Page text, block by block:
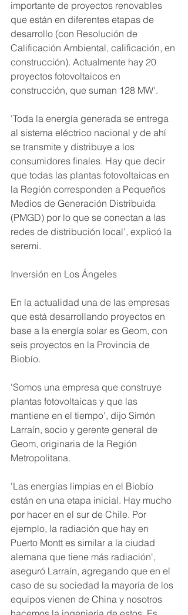
importante de proyectos renovables
que están en diferentes etapas de
desarrollo (con Resolución de
Calificación Ambiental, calificación, en
construcción). Actualmente hay 20
proyectos fotovoltaicos en
construcción, que suman 128 MW'.
'Toda la energía generada se entrega
al sistema eléctrico nacional y de ahí
se transmite y distribuye a los
consumidores finales. Hay que decir
que todas las plantas fotovoltaicas en
la Región corresponden a Pequeños
Medios de Generación Distribuida
(PMGD) por lo que se conectan a las
redes de distribución local', explicó la
seremi.
Inversión en Los Ángeles
En la actualidad una de las empresas
que está desarrollando proyectos en
base a la energía solar es Geom, con
seis proyectos en la Provincia de
Biobío.
'Somos una empresa que construye
plantas fotovoltaicas y que las
mantiene en el tiempo', dijo Simón
Larraín, socio y gerente general de
Geom, originaria de la Región
Metropolitana.
'Las energías limpias en el Biobío
están en una etapa inicial. Hay mucho
por hacer en el sur de Chile. Por
ejemplo, la radiación que hay en
Puerto Montt es similar a la ciudad
alemana que tiene más radiación',
aseguró Larraín, agregando que en el
caso de su sociedad la mayoría de los
equipos vienen de China y nosotros